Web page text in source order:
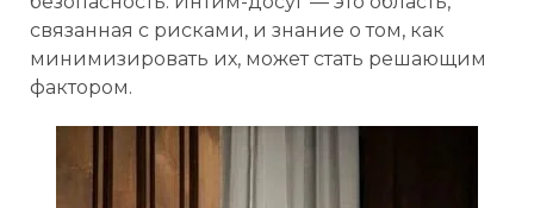
связанная с рисками, и знание о том, как
минимизировать их, может стать решающим
фактором.